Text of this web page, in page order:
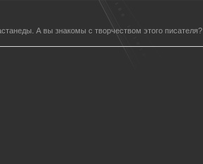
А вы знакомы с творчеством этого писателя?